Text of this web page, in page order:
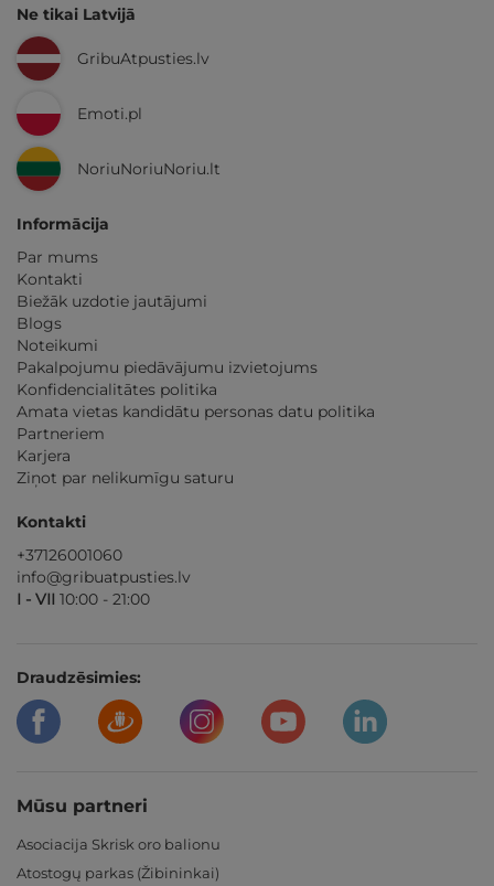
Ne tikai Latvijā
GribuAtpusties.lv
Emoti.pl
NoriuNoriuNoriu.lt
Informācija
Par mums
Kontakti
Biežāk uzdotie jautājumi
Blogs
Noteikumi
Pakalpojumu piedāvājumu izvietojums
Konfidencialitātes politika
Amata vietas kandidātu personas datu politika
Partneriem
Karjera
Ziņot par nelikumīgu saturu
Kontakti
+37126001060
info@gribuatpusties.lv
I - VII 10:00 - 21:00
Draudzēsimies:
Mūsu partneri
Asociacija Skrisk oro balionu
Atostogų parkas (Žibininkai)